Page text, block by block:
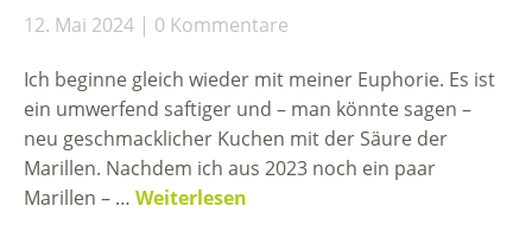
12. Mai 2024 0 Kommentare
Ich beginne gleich wieder mit meiner Euphorie. Es ist
ein umwerfend saftiger und – man könnte sagen –
neu geschmacklicher Kuchen mit der Säure der
Marillen. Nachdem ich aus 2023 noch ein paar
Marillen – … Weiterlesen